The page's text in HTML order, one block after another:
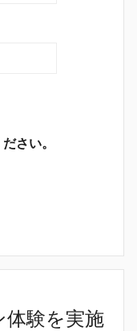
さい。
体験を実施